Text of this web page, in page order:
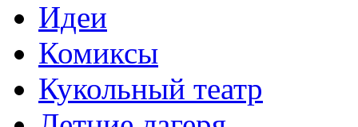
Идеи
Комиксы
Кукольный театр